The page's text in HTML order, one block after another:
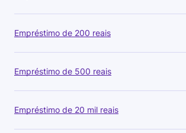
Empréstimo de 200 reais
Empréstimo de 500 reais
Empréstimo de 20 mil reais